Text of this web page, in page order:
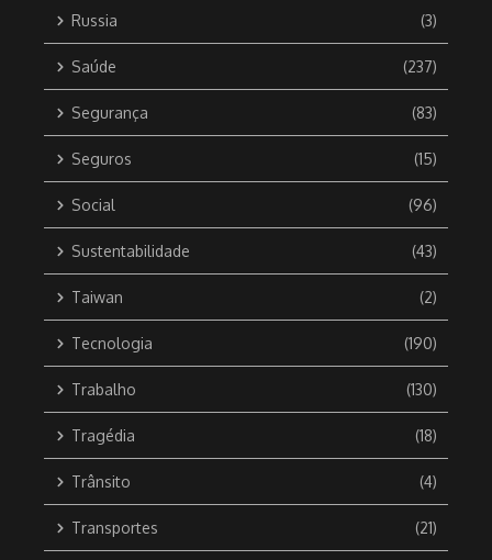
Russia (3)
Saúde (237)
Segurança (83)
Seguros (15)
Social (96)
Sustentabilidade (43)
Taiwan (2)
Tecnologia (190)
Trabalho (130)
Tragédia (18)
Trânsito (4)
Transportes (21)